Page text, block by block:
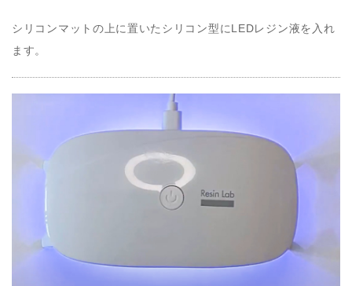
シリコンマットの上に置いたシリコン型にLEDレジン液を入れ
ます。